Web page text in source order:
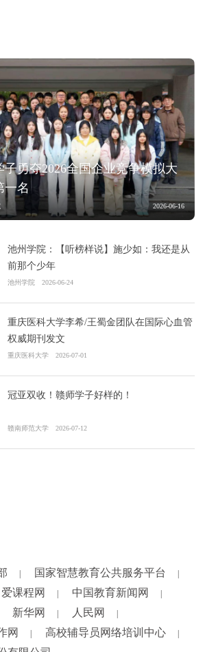
子勇夺2026全国企业竞争模拟大
一名
2026-06-16
池州学院：【听榜样说】施少如：我还是从
前那个少年
池州学院 2026-06-24
重庆医科大学李希/王蜀金团队在国际心血管
权威期刊发文
重庆医科大学 2026-07-01
冠亚双收！赣师学子好样的！
赣南师范大学 2026-07-12
| 国家智慧教育公共服务平台 |
爱课程网 | 中国教育新闻网 |
新华网 | 人民网 |
网 | 高校辅导员网络培训中心 |